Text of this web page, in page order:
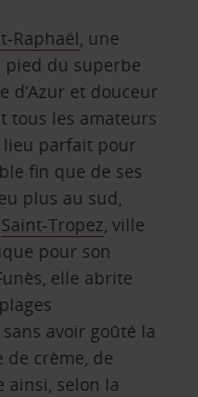
Raphaël , une
pied du superbe
d’Azur et douceur
tous les amateurs
parfait pour
fin que de ses
plus au sud,
Saint-Tropez , ville
pour son
elle abrite
avoir goûté la
de crème, de
ainsi, selon la